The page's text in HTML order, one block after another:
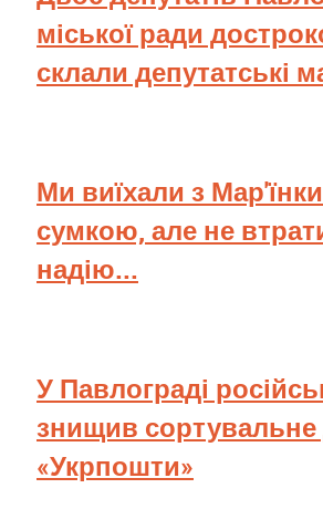
міської ради
склали депутатські
Ми виїхали з
сумкою, але не
надію...
У Павлограді
знищив сортувальне
«Укрпошти»